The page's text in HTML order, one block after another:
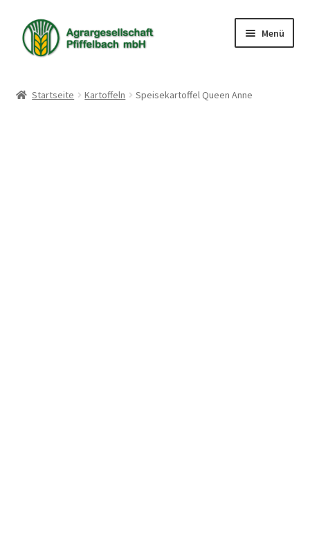
Zur
Navigation
springen
Zum
Inhalt
springen
Menü
Startseite Kartoffeln Speisekartoffel Queen Anne